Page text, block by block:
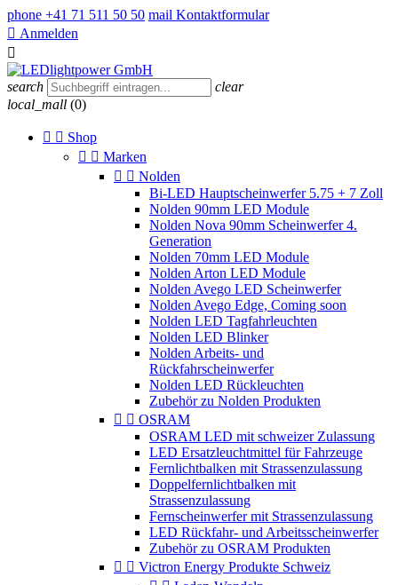
phone +41 71 511 50 50 mail Kontaktformular
 Anmelden

search
clear
local_mall (0)
  Shop
  Marken
  Nolden
Bi-LED Hauptscheinwerfer 5.75 + 7 Zoll
Nolden 90mm LED Module
Nolden Nova 90mm Scheinwerfer 4.
Generation
Nolden 70mm LED Module
Nolden Arton LED Module
Nolden Avego LED Scheinwerfer
Nolden Avego Edge, Coming soon
Nolden LED Tagfahrleuchten
Nolden LED Blinker
Nolden Arbeits- und
Rückfahrscheinwerfer
Nolden LED Rückleuchten
Zubehör zu Nolden Produkten
  OSRAM
OSRAM LED mit schweizer Zulassung
LED Ersatzleuchtmittel für Fahrzeuge
Fernlichtbalken mit Strassenzulassung
Doppelfernlichtbalken mit
Strassenzulassung
Fernscheinwerfer mit Strassenzulassung
LED Rückfahr- und Arbeitsscheinwerfer
Zubehör zu OSRAM Produkten
  Victron Energy Produkte Schweiz